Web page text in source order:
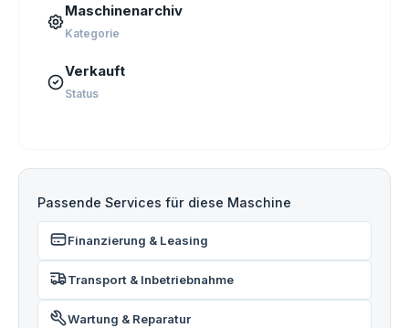
Maschinenarchiv
Kategorie
Verkauft
Status
Passende Services für diese Maschine
Finanzierung & Leasing
Transport & Inbetriebnahme
Wartung & Reparatur